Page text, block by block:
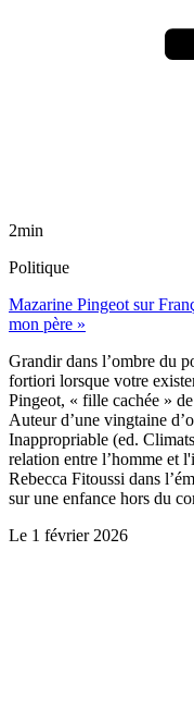
2min
Politique
Mazarine Pingeot sur
mon père »
Grandir dans l’ombre du
fortiori lorsque votre
Pingeot, « fille cachée »
Auteur d’une vingtaine
Inappropriable (ed.
relation entre l’homme et
Rebecca Fitoussi dans
sur une enfance hors du
Le 1 février 2026